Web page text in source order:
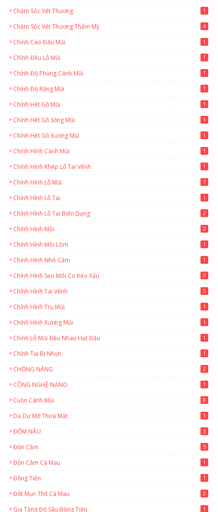
Chăm Sóc Vết Thương 1
Chăm Sóc Vết Thương Thẩm Mỹ 4
Chỉnh Cao Đầu Mũi 1
Chỉnh Đều Lỗ Mũi 1
Chỉnh Độ Phùng Cánh Mũi 1
Chỉnh Độ Rộng Mũi 1
Chỉnh Hết Gồ Mũi 1
Chỉnh Hết Gồ Sống Mũi 1
Chỉnh Hết Gồ Xương Mũi 1
Chỉnh Hình Cánh Mũi 1
Chỉnh Hình Khép Lỗ Tai Vểnh 1
Chỉnh Hình Lỗ Mũi 7
Chỉnh Hình Lỗ Tai 1
Chỉnh Hình Lỗ Tai Biến Dạng 2
Chỉnh Hình Môi 2
Chỉnh Hình Môi Lõm 1
Chỉnh Hình Nhô Cằm 1
Chỉnh Hình Sẹo Môi Co Kéo Xấu 3
Chỉnh Hình Tai Vểnh 5
Chỉnh Hình Trụ Mũi 1
Chỉnh Hình Xương Mũi 1
Chỉnh Lỗ Mũi Đều Nhau Hạt Đậu 1
Chỉnh Tai Bị Nhọn 1
CHỐNG NẮNG 2
CÔNG NGHỆ NANO 1
Cuộn Cánh Mũi 8
Da Dư Mỡ Thừa Mắt 1
ĐỐM NÂU 3
Độn Cằm 5
Độn Cằm Cà Mau 1
Đồng Tiền 1
Đốt Mụn Thịt Cà Mau 2
Gia Tăng Độ Sâu Đồng Tiền 1